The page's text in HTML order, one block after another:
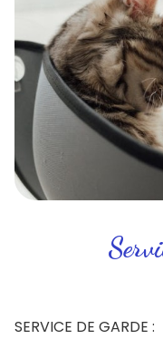
SERVICE DE GARDE :